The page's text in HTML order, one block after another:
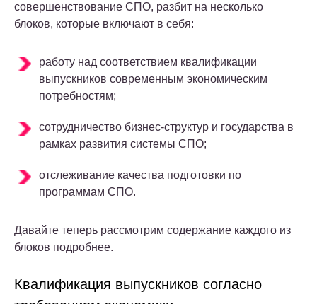
совершенствование СПО, разбит на несколько
блоков, которые включают в себя:
работу над соответствием квалификации
выпускников современным экономическим
потребностям;
сотрудничество бизнес-структур и государства в
рамках развития системы СПО;
отслеживание качества подготовки по
программам СПО.
Давайте теперь рассмотрим содержание каждого из
блоков подробнее.
Квалификация выпускников согласно